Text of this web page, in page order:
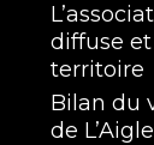
diffuse
territoire
Bilan du
de